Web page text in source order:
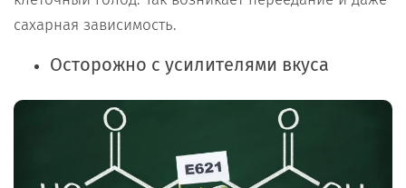
сахарная зависимость.
Осторожно с усилителями вкуса